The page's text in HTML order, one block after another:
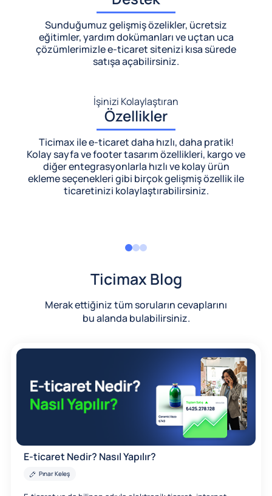
Sunduğumuz gelişmiş özelikler, ücretsiz
eğitimler, yardım dokümanları ve uçtan uca
çözümlerimizlee-ticaret sitenizi kısa sürede
satışa açabilirsiniz.
İşinizi Kolaylaştıran
Özellikler
Ticimax ile e-ticaret daha hızlı, daha pratik!
Kolay sayfa ve footer tasarım özellikleri, kargo ve
diğer entegrasyonlarla hızlı ve kolay ürün
ekleme seçenekleri gibi birçok gelişmiş özellik ile
ticaretinizi kolaylaştırabilirsiniz.
Ticimax Blog
Merak ettiğiniz tüm soruların cevaplarını
bu alanda bulabilirsiniz.
E-ticaret Nedir? Nasıl Yapılır?
Pınar Keleş